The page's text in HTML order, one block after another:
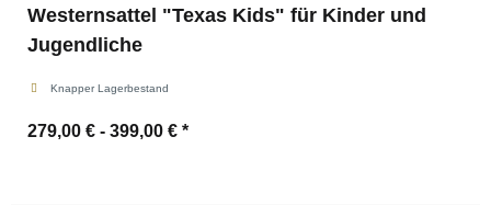
Westernsattel "Texas Kids" für Kinder und
Jugendliche
Knapper Lagerbestand
279,00 € - 399,00 € *